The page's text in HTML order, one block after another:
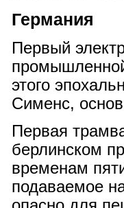
Германия
Первый
этого
Сименс,
Первая
берлинском
временам
подаваемое